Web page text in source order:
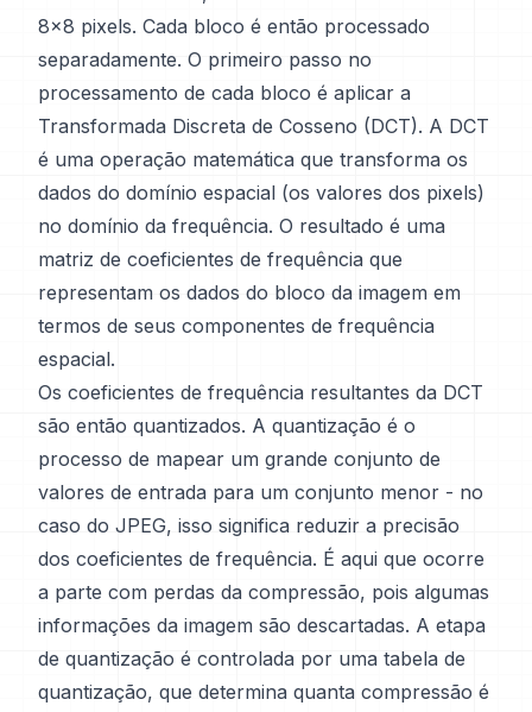
8x8 pixels. Cada bloco é então processado
separadamente. O primeiro passo no
processamento de cada bloco é aplicar a
Transformada Discreta de Cosseno (DCT). A DCT
é uma operação matemática que transforma os
dados do domínio espacial (os valores dos pixels)
no domínio da frequência. O resultado é uma
matriz de coeficientes de frequência que
representam os dados do bloco da imagem em
termos de seus componentes de frequência
espacial.
Os coeficientes de frequência resultantes da DCT
são então quantizados. A quantização é o
processo de mapear um grande conjunto de
valores de entrada para um conjunto menor - no
caso do JPEG, isso significa reduzir a precisão
dos coeficientes de frequência. É aqui que ocorre
a parte com perdas da compressão, pois algumas
informações da imagem são descartadas. A etapa
de quantização é controlada por uma tabela de
quantização, que determina quanta compressão é